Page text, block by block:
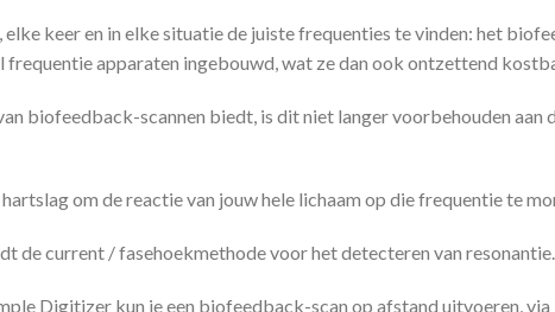
keer en in elke situatie de juiste frequenties te vinden: het
frequentie apparaten ingebouwd, wat ze dan ook ontzettend
biofeedback-scannen biedt, is dit niet langer voorbehouden aan
om de reactie van jouw hele lichaam op die frequentie te
de current / fasehoekmethode voor het detecteren van resonantie.
Digitizer kun je een biofeedback-scan op afstand uitvoeren,